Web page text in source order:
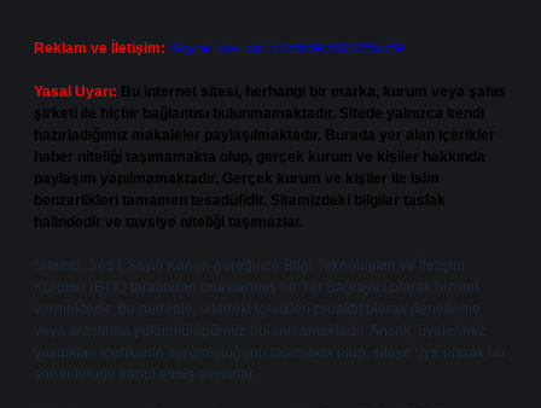
Reklam ve İletişim: Skype: live:.cid.575569c608265c69
Yasal Uyarı: Bu internet sitesi, herhangi bir marka, kurum veya şahıs
şirketi ile hiçbir bağlantısı bulunmamaktadır. Sitede yalnızca kendi
hazırladığımız makaleler paylaşılmaktadır. Burada yer alan içerikler
haber niteliği taşımamakta olup, gerçek kurum ve kişiler hakkında
paylaşım yapılmamaktadır. Gerçek kurum ve kişiler ile isim
benzerlikleri tamamen tesadüfidir. Sitemizdeki bilgiler taslak
halindedir ve tavsiye niteliği taşımazlar.
Sitemiz, 5651 Sayılı Kanun gereğince Bilgi Teknolojileri ve İletişim
Kurumu (BTK) tarafından onaylanmış bir Yer Sağlayıcı olarak hizmet
vermektedir. Bu nedenle, sitedeki içerikleri proaktif olarak denetleme
veya araştırma yükümlülüğümüz bulunmamaktadır. Ancak, üyelerimiz
yazdıkları içeriklerin sorumluluğunu taşımakta olup, siteye üye olarak bu
sorumluluğu kabul etmiş sayılırlar.